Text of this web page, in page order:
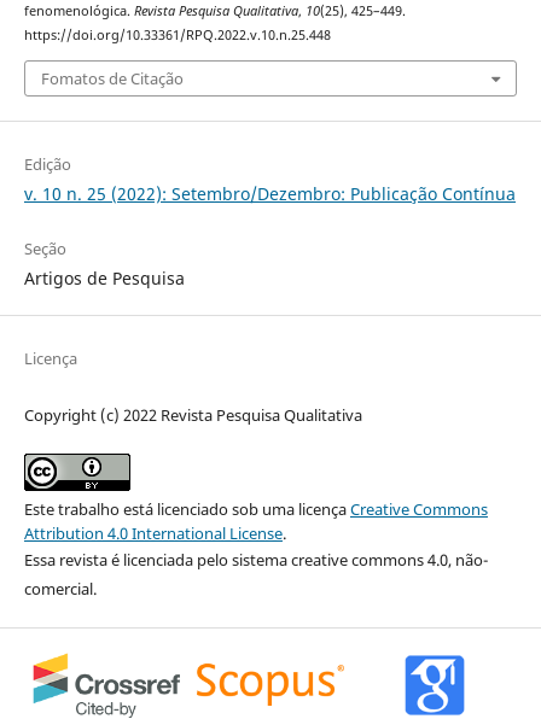
fenomenológica. Revista Pesquisa Qualitativa, 10(25), 425–449.
https://doi.org/10.33361/RPQ.2022.v.10.n.25.448
Fomatos de Citação
Edição
v. 10 n. 25 (2022): Setembro/Dezembro: Publicação Contínua
Seção
Artigos de Pesquisa
Licença
Copyright (c) 2022 Revista Pesquisa Qualitativa
Este trabalho está licenciado sob uma licençaCreative Commons
Attribution 4.0 International License.
Essa revista é licenciada pelo sistema creative commons 4.0, não-
comercial.